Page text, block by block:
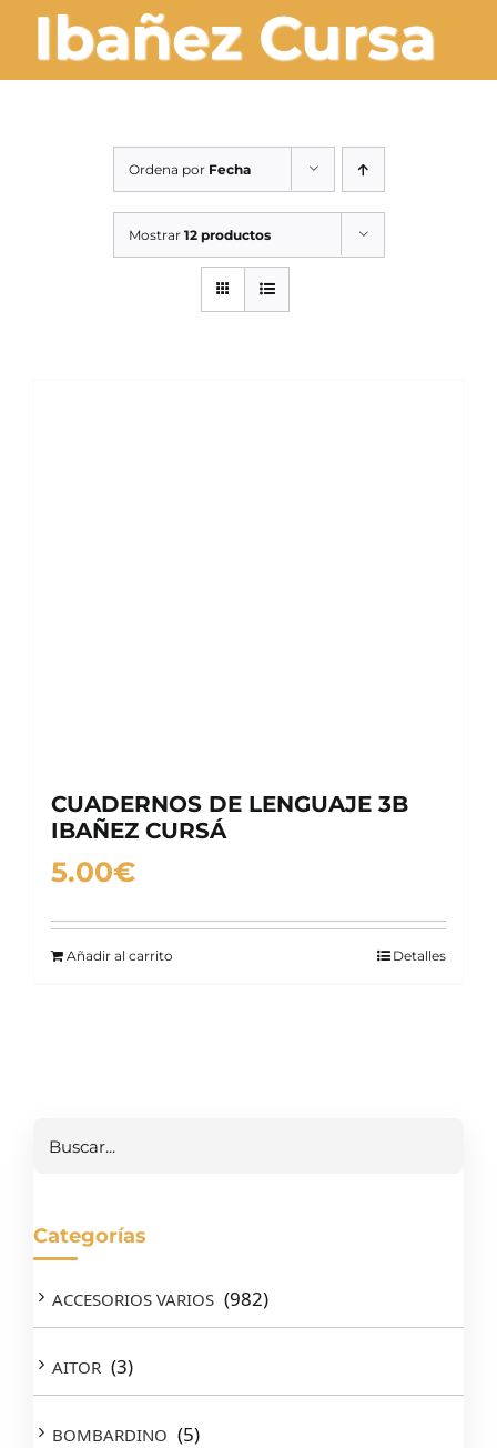
SERVICIOS TALLER
Ibañez Cursa
Ordena por Fecha
Mostrar 12 productos
CUADERNOS DE LENGUAJE 3B
IBAÑEZ CURSÁ
5.00€
Añadir al carrito Detalles
Categorías
ACCESORIOS VARIOS (982)
AITOR (3)
BOMBARDINO (5)